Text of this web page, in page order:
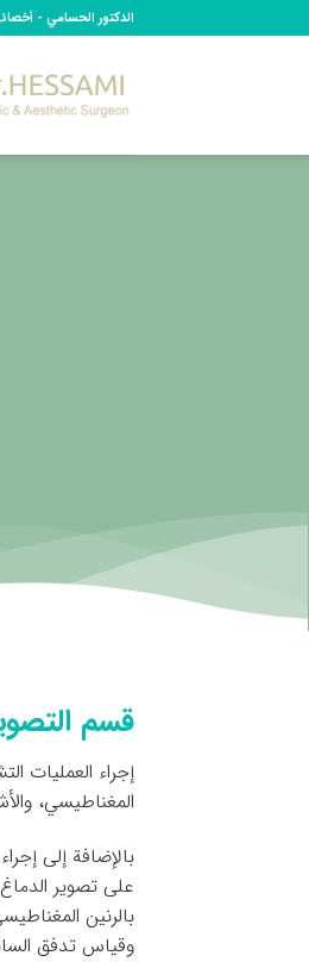
to
الدكتور الحسامي -
قسم
إجراء العمليات
المغناطيسي،
بالإضافة إلى
على تصوير
بالرنين
وقياس تدفق